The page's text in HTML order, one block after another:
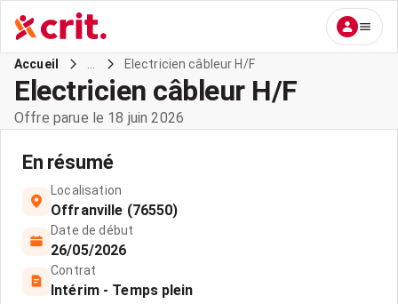
Accueil Electricien câbleur H/F
Electricien câbleur H/F
Offre parue le 18 juin 2026
En résumé
Localisation
Offranville (76550)
Date de début
26/05/2026
Contrat
Intérim - Temps plein